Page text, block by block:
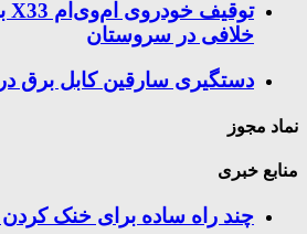
خلافی در سروستان
دستگیری سارقین کابل برق در
نماد مجوز
منابع خبری
چند راه‌ ساده برای خنک